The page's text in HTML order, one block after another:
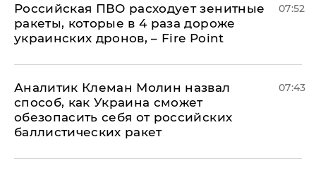
Российская ПВО расходует зенитные
ракеты, которые в 4 раза дороже
украинских дронов, – Fire Point
07:52
Аналитик Клеман Молин назвал
способ, как Украина сможет
обезопасить себя от российских
баллистических ракет
07:43